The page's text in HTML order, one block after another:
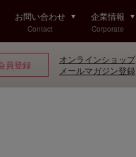
お問い合わせ
Contact
企業情報
Corporate
員登録
オンラインショップ
メールマガジン登録